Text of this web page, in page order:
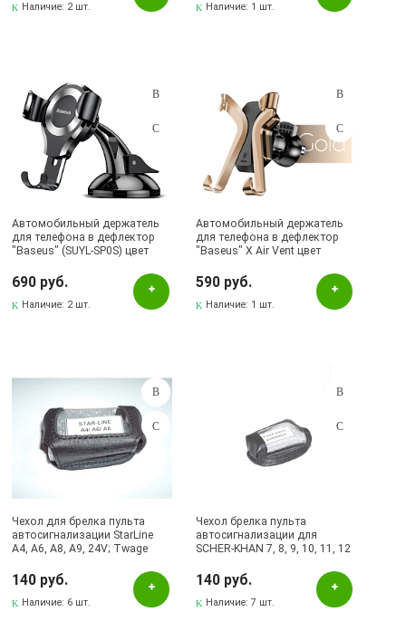
Наличие: 2 шт. Наличие: 1 шт.
Автомобильный держатель
для телефона в дефлектор
"Baseus" (SUYL-SP0S) цвет
690 руб.
Наличие: 2 шт.
Автомобильный держатель
для телефона в дефлектор
"Baseus" X Air Vent цвет
590 руб.
Наличие: 1 шт.
Чехол для брелка пульта
автосигнализации StarLine
A4, A6, A8, A9, 24V; Twage
140 руб.
Наличие: 6 шт.
Чехол брелка пульта
автосигнализации для
SCHER-KHAN 7, 8, 9, 10, 11, 12
140 руб.
Наличие:7 шт.